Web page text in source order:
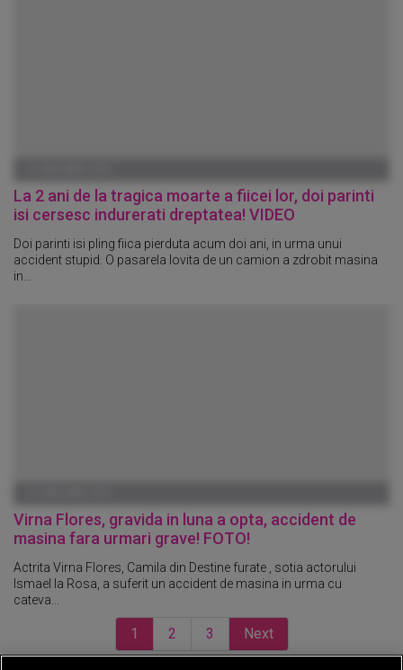
La 2 ani de la tragica moarte a fiicei lor, doi parinti
isi cersesc indurerati dreptatea! VIDEO
Doi parinti isi pling fiica pierduta acum doi ani, in urma unui
accident stupid. O pasarela lovita de un camion a zdrobit masina
in...
Virna Flores, gravida in luna a opta, accident de
masina fara urmari grave! FOTO!
Actrita Virna Flores, Camila din Destine furate , sotia actorului
Ismael la Rosa, a suferit un accident de masina in urma cu
cateva...
1 2 3 Next